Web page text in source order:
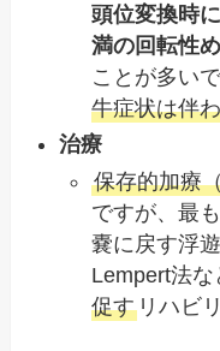
頭位変換時
満の回転性
ことが多い
牛症状は伴
治療
保存的加療
ですが、最
嚢に戻す浮
Lempert法
促す リハビ